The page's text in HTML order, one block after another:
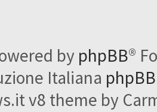
by phpBB®
Italiana
v8 theme by